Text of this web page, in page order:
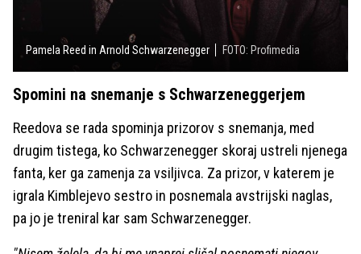
Pamela Reed in Arnold Schwarzenegger FOTO: Profimedia
Spomini na snemanje s Schwarzeneggerjem
Reedova se rada spominja prizorov s snemanja, med
drugim tistega, ko Schwarzenegger skoraj ustreli njenega
fanta, ker ga zamenja za vsiljivca. Za prizor, v katerem je
igrala Kimblejevo sestro in posnemala avstrijski naglas,
pa jo je treniral kar sam Schwarzenegger.